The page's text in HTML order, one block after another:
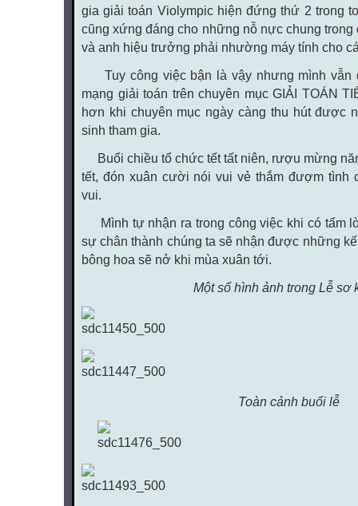
gia giải toán Violympic hiện đứng thứ 2 trong
cũng xứng đáng cho những nỗ nực chung
và anh hiệu trưởng phải nhường máy tính cho
Tuy công việc bận là vậy nhưng mình vẫn
mạng giải toán trên chuyên mục GIẢI TOÁN
hơn khi chuyên mục ngày càng thu hút được
sinh tham gia.
Buổi chiều tổ chức tết tất niên, rượu mừng
tết, đón xuân cười nói vui vẻ thắm đượm tình
vui.
Mình tự nhận ra trong công việc khi có tấm
sự chân thành chúng ta sẽ nhận được những
bông hoa sẽ nở khi mùa xuân tới.
Một số hình ảnh trong Lễ sơ
Toàn cảnh buổi lễ